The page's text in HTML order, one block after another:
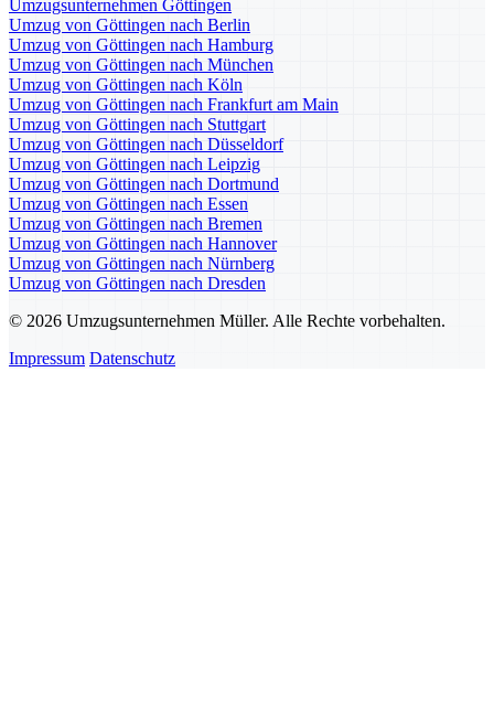
Umzugsunternehmen Göttingen
Umzug von Göttingen nach Berlin
Umzug von Göttingen nach Hamburg
Umzug von Göttingen nach München
Umzug von Göttingen nach Köln
Umzug von Göttingen nach Frankfurt am Main
Umzug von Göttingen nach Stuttgart
Umzug von Göttingen nach Düsseldorf
Umzug von Göttingen nach Leipzig
Umzug von Göttingen nach Dortmund
Umzug von Göttingen nach Essen
Umzug von Göttingen nach Bremen
Umzug von Göttingen nach Hannover
Umzug von Göttingen nach Nürnberg
Umzug von Göttingen nach Dresden
© 2026 Umzugsunternehmen Müller. Alle Rechte vorbehalten.
Impressum Datenschutz